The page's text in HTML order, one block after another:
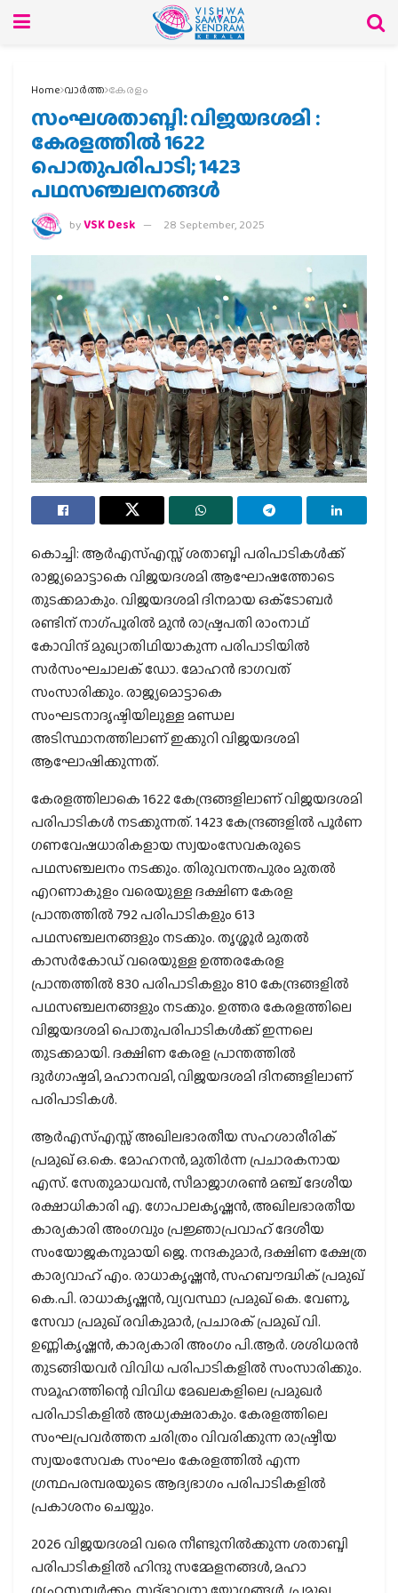
Home വാര്‍ത്ത കേരളം
സംഘശതാബ്ദി: വിജയദശമി :
കേരളത്തില്‍ 1622
പൊതുപരിപാടി; 1423
പഥസഞ്ചലനങ്ങൾ
byVSK Desk 28 September, 2025
കൊച്ചി: ആര്‍എസ്എസ്സ് ശതാബ്ദി പരിപാടികള്‍ക്ക്
രാജ്യമൊട്ടാകെ വിജയദശമി ആഘോഷത്തോടെ
തുടക്കമാകും. വിജയദശമി ദിനമായ ഒക്‌ടോബര്‍
രണ്ടിന് നാഗ്പൂരില്‍ മുന്‍ രാഷ്ട്രപതി രാംനാഥ്
കോവിന്ദ് മുഖ്യാതിഥിയാകുന്ന പരിപാടിയില്‍
സര്‍സംഘചാലക് ഡോ. മോഹന്‍ ഭാഗവത്
സംസാരിക്കും. രാജ്യമൊട്ടാകെ
സംഘടനാദൃഷ്ടിയിലുള്ള മണ്ഡല
അടിസ്ഥാനത്തിലാണ് ഇക്കുറി വിജയദശമി
ആഘോഷിക്കുന്നത്.
കേരളത്തിലാകെ 1622 കേന്ദ്രങ്ങളിലാണ് വിജയദശമി
പരിപാടികള്‍ നടക്കുന്നത്. 1423 കേന്ദ്രങ്ങളിൽ പൂർണ
ഗണവേഷധാരികളായ സ്വയംസേവകരുടെ
പഥസഞ്ചലനം നടക്കും. തിരുവനന്തപുരം മുതല്‍
എറണാകുളം വരെയുള്ള ദക്ഷിണ കേരള
പ്രാന്തത്തില്‍ 792 പരിപാടികളും 613
പഥസഞ്ചലനങ്ങളും നടക്കും. തൃശ്ശൂര്‍ മുതല്‍
കാസര്‍കോഡ് വരെയുള്ള ഉത്തരകേരള
പ്രാന്തത്തില്‍ 830 പരിപാടികളും 810 കേന്ദ്രങ്ങളില്‍
പഥസഞ്ചലനങ്ങളും നടക്കും. ഉത്തര കേരളത്തിലെ
വിജയദശമി പൊതുപരിപാടികള്‍ക്ക് ഇന്നലെ
തുടക്കമായി. ദക്ഷിണ കേരള പ്രാന്തത്തില്‍
ദുര്‍ഗാഷ്ടമി, മഹാനവമി, വിജയദശമി ദിനങ്ങളിലാണ്
പരിപാടികള്‍.
ആര്‍എസ്എസ്സ് അഖിലഭാരതീയ സഹശാരീരിക്
പ്രമുഖ് ഒ.കെ. മോഹനന്‍, മുതിര്‍ന്ന പ്രചാരകനായ
എസ്. സേതുമാധവന്‍, സീമാജാഗരണ്‍ മഞ്ച് ദേശീയ
രക്ഷാധികാരി എ. ഗോപാലകൃഷ്ണന്‍, അഖിലഭാരതീയ
കാര്യകാരി അംഗവും പ്രജ്ഞാപ്രവാഹ് ദേശീയ
സംയോജകനുമായി ജെ. നന്ദകുമാര്‍, ദക്ഷിണ ക്ഷേത്ര
കാര്യവാഹ് എം. രാധാകൃഷ്ണന്‍, സഹബൗദ്ധിക് പ്രമുഖ്
കെ.പി. രാധാകൃഷ്ണന്‍, വ്യവസ്ഥാ പ്രമുഖ് കെ. വേണു,
സേവാ പ്രമുഖ് രവികുമാര്‍, പ്രചാരക് പ്രമുഖ് വി.
ഉണ്ണികൃഷ്ണന്‍, കാര്യകാരി അംഗം പി.ആര്‍. ശശിധരന്‍
തുടങ്ങിയവര്‍ വിവിധ പരിപാടികളില്‍ സംസാരിക്കും.
സമൂഹത്തിന്റെ വിവിധ മേഖലകളിലെ പ്രമുഖര്‍
പരിപാടികളില്‍ അധ്യക്ഷരാകും. കേരളത്തിലെ
സംഘപ്രവര്‍ത്തന ചരിത്രം വിവരിക്കുന്ന രാഷ്ട്രീയ
സ്വയംസേവക സംഘം കേരളത്തില്‍ എന്ന
ഗ്രന്ഥപരമ്പരയുടെ ആദ്യഭാഗം പരിപാടികളില്‍
പ്രകാശനം ചെയ്യും.
2026 വിജയദശമി വരെ നീണ്ടുനില്‍ക്കുന്ന ശതാബ്ദി
പരിപാടികളില്‍ ഹിന്ദു സമ്മേളനങ്ങള്‍, മഹാ